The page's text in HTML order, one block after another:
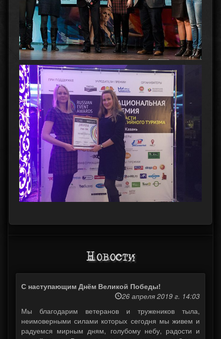
Новости
С наступающим Днём Великой Победы!
26 апреля 2019 г. 14:03
Мы благодарим ветеранов и тружеников тыла,
неимоверными силами которых сегодня мы живем и
радуемся мирным дням, голубому небу, радости и